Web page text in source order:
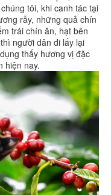
tôi, khi canh tác tại
rẫy, những quả chín
trái chín ăn, hạt bên
người dân đi lấy lại
thấy hương vị đặc
hiện nay.